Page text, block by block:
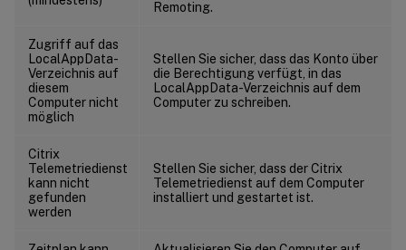
Remoting.
Zugriff auf das
LocalAppData-
Verzeichnis auf
diesem
Computer nicht
möglich
Stellen Sie sicher, dass das Konto über
die Berechtigung verfügt, in das
LocalAppData-Verzeichnis auf dem
Computer zu schreiben.
Citrix
Telemetriedienst
kann nicht
gefunden
werden
Stellen Sie sicher, dass der Citrix
Telemetriedienst auf dem Computer
installiert und gestartet ist.